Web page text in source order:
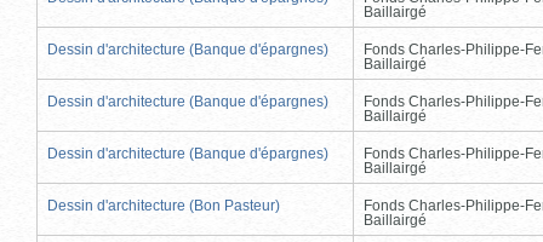
Baillairgé
Dessin d'architecture (Banque d'épargnes)
Fonds Charles-Philippe-
Baillairgé
Dessin d'architecture (Banque d'épargnes)
Fonds Charles-Philippe-
Baillairgé
Dessin d'architecture (Banque d'épargnes)
Fonds Charles-Philippe-
Baillairgé
Dessin d'architecture (Bon Pasteur)
Fonds Charles-Philippe-
Baillairgé